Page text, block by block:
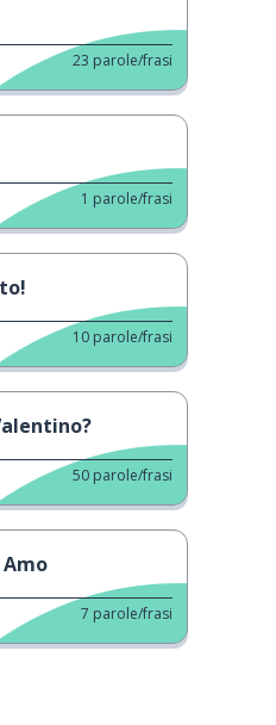
23 parole/frasi
1 parole/frasi
10 parole/frasi
50 parole/frasi
7 parole/frasi